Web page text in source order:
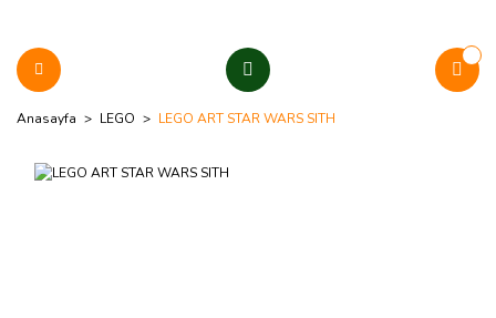
Anasayfa LEGO LEGO ART STAR WARS SITH